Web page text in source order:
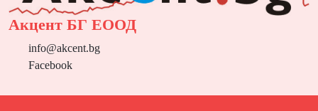
Акцент БГ ЕООД
info@akcent.bg
Facebook